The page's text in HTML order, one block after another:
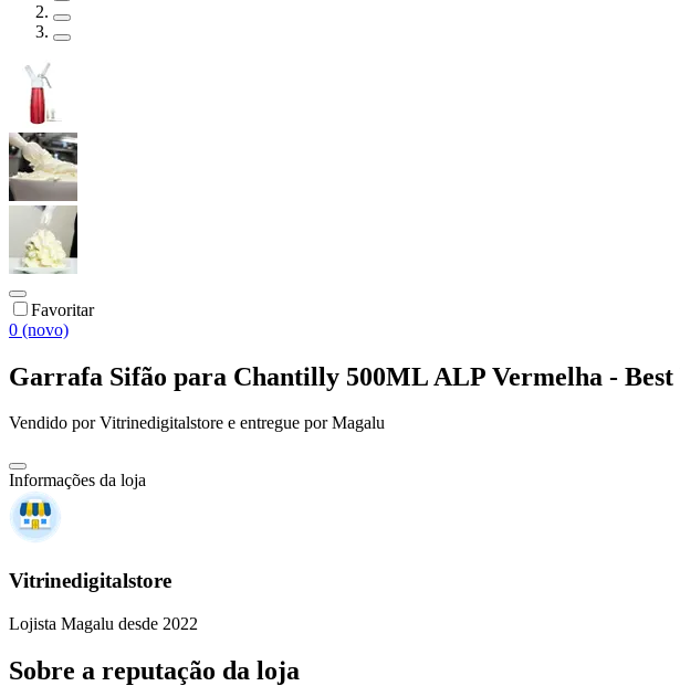
Favoritar
0 (novo)
Garrafa Sifão para Chantilly 500ML ALP Vermelha -
Vendido porVitrinedigitalstore e entregue por Magalu
Informações da loja
Vitrinedigitalstore
Lojista Magalu desde 2022
Sobre a reputação da loja